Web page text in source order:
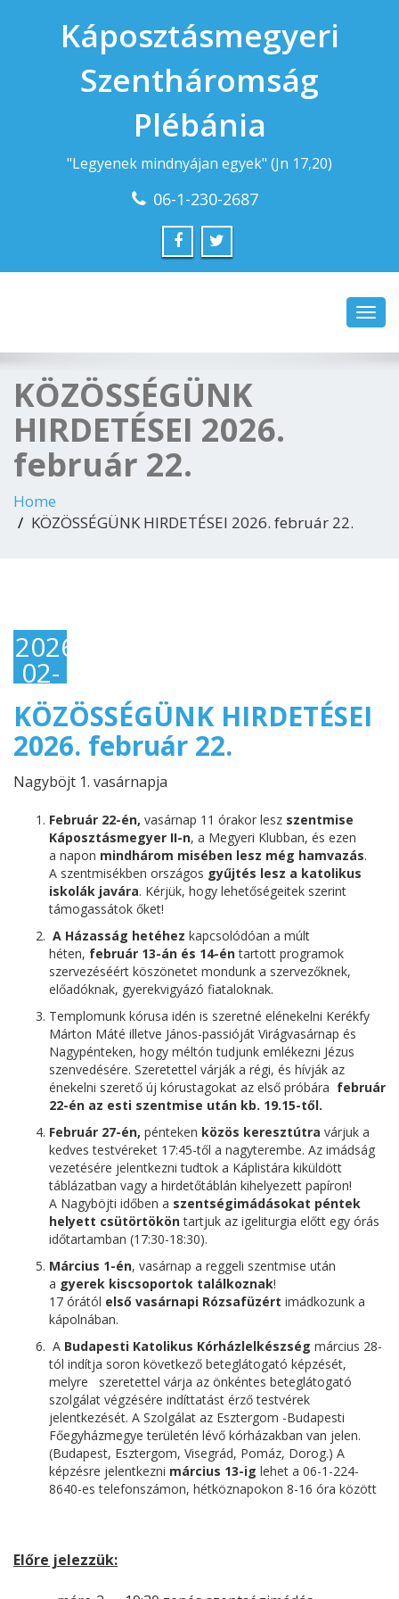
Káposztásmegyeri
Szentháromság
Plébánia
"Legyenek mindnyájan egyek" (Jn 17,20)
06-1-230-2687
KÖZÖSSÉGÜNK
HIRDETÉSEI 2026.
február 22.
Home
KÖZÖSSÉGÜNK HIRDETÉSEI 2026. február 22.
2026-
02-
21
KÖZÖSSÉGÜNK HIRDETÉSEI
2026. február 22.
Nagyböjt 1. vasárnapja
Február 22-én, vasárnap 11 órakor lesz szentmise
Káposztásmegyer II-n, a Megyeri Klubban, és ezen
a napon mindhárom misében lesz még hamvazás.
A szentmisékben országos gyűjtés lesz a katolikus
iskolák javára. Kérjük, hogy lehetőségeitek szerint
támogassátok őket!
A Házasság hetéhez kapcsolódóan a múlt
héten, február 13-án és 14-éntartott programok
szervezéséért köszönetet mondunk a szervezőknek,
előadóknak, gyerekvigyázó fiataloknak.
Templomunk kórusa idén is szeretné elénekelni Kerékfy
Márton Máté illetve János-passióját Virágvasárnap és
Nagypénteken, hogy méltón tudjunk emlékezni Jézus
szenvedésére. Szeretettel várják a régi, és hívják az
énekelni szerető új kórustagokat az első próbára február
22-én az esti szentmise után kb. 19.15-től.
Február 27-én, pénteken közös keresztútra várjuk a
kedves testvéreket 17:45-től a nagyterembe. Az imádság
vezetésére jelentkezni tudtok a Káplistára kiküldött
táblázatban vagy a hirdetőtáblán kihelyezett papíron!
A Nagyböjti időben a szentségimádásokat péntek
helyett csütörtököntartjuk az igeliturgia előtt egy órás
időtartamban (17:30-18:30).
Március 1-én, vasárnap a reggeli szentmise után
a gyerek kiscsoportok találkoznak!
17 órától első vasárnapi Rózsafüzért imádkozunk a
kápolnában.
A Budapesti Katolikus Kórházlelkészség március 28-
tól indítja soron következő beteglátogató képzését,
melyre szeretettel várja az önkéntes beteglátogató
szolgálat végzésére indíttatást érző testvérek
jelentkezését. A Szolgálat az Esztergom -Budapesti
Főegyházmegye területén lévő kórházakban van jelen.
(Budapest, Esztergom, Visegrád, Pomáz, Dorog.) A
képzésre jelentkezni március 13-ig lehet a 06-1-224-
8640-es telefonszámon, hétköznapokon 8-16 óra között
Előre jelezzük: